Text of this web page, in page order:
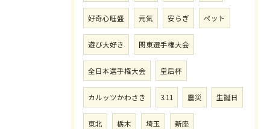
好奇心旺盛 元気 安らぎ ペット
遊び大好き 関東選手権大会
全日本選手権大会 皇后杯
カルッツかわさき 3.11 震災 生誕日
東北 栃木 埼玉 新座